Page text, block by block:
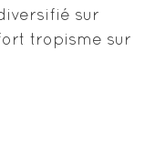
sur
tropisme sur